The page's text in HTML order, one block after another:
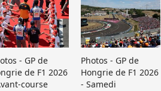
- GP de
de F1 2026
course
Photos - GP de
Hongrie de F1 2026
- Samedi